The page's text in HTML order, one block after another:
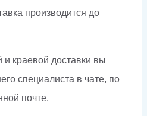
производится до
краевой доставки вы
специалиста в чате, по
почте.